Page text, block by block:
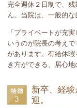
完全週休２日制で、
ん。当院は、一般的な
「プライベートが充
いうのが院長の考え
があります。有給休
き方ができる、居心地
新卒、経
迎。